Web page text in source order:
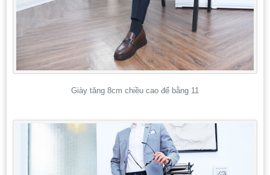
Giày tăng 8cm chiều cao đế bằng 11